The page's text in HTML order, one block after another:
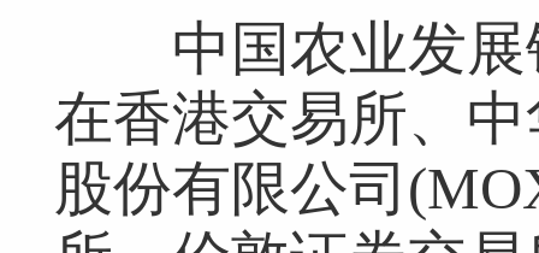
中国农业发展
在香港交易所、
股份有限公司